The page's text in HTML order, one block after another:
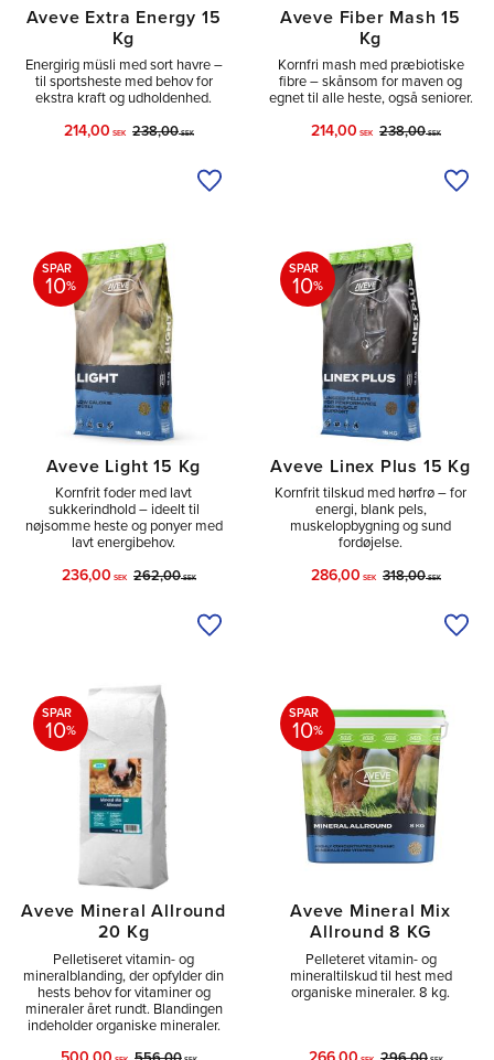
Aveve Extra Energy 15
Kg
Energirig müsli med sort havre –
til sportsheste med behov for
ekstra kraft og udholdenhed.
214,00 SEK 238,00SEK
Tilføj til ønskeliste
Aveve Fiber Mash 15
Kg
Kornfri mash med præbiotiske
fibre – skånsom for maven og
egnet til alle heste, også seniorer.
214,00 SEK 238,00SEK
Aveve Light 15 Kg
Kornfrit foder med lavt
sukkerindhold – ideelt til
nøjsomme heste og ponyer med
lavt energibehov.
236,00 SEK 262,00SEK
SPAR
10%
Tilføj til ønskeliste
Aveve Linex Plus 15 Kg
Kornfrit tilskud med hørfrø – for
energi, blank pels,
muskelopbygning og sund
fordøjelse.
286,00 SEK 318,00SEK
SPAR
10%
Aveve Mineral Allround
20 Kg
Pelletiseret vitamin- og
mineralblanding, der opfylder din
hests behov for vitaminer og
mineraler året rundt. Blandingen
indeholder organiske mineraler.
SPAR
10%
Aveve Mineral Mix
Allround 8 KG
Pelleteret vitamin- og
mineraltilskud til hest med
organiske mineraler. 8 kg.
SPAR
10%